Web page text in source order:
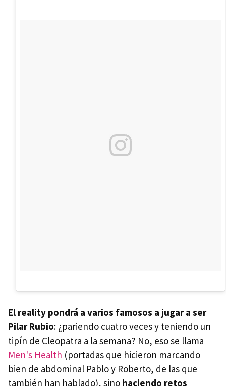
El reality pondrá a varios famosos a jugar a ser
Pilar Rubio: ¿pariendo cuatro veces y teniendo un
tipín de Cleopatra a la semana? No, eso se llama
Men's Health (portadas que hicieron marcando
bien de abdominal Pablo y Roberto, de las que
también han hablado), sino haciendo retos